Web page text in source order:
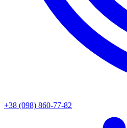
+38 (098) 860-77-82